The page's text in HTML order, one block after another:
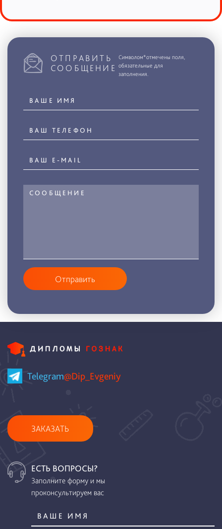
ОТПРАВИТЬ
СООБЩЕНИЕ
Символом*отмечены поля,
обязательные для
заполнения.
Отправить
Telegram@Dip_Evgeniy
ЗАКАЗАТЬ
ЕСТЬ ВОПРОСЫ?
Заполните форму и мы
проконсультируем вас